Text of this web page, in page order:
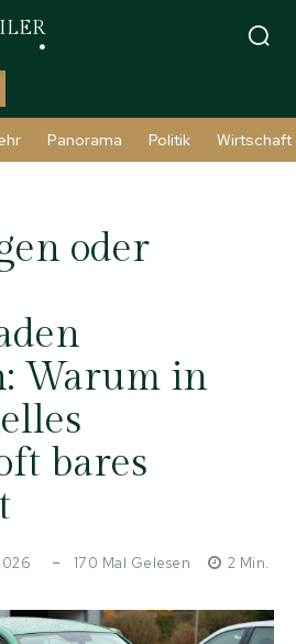
Panorama Politik Wirtschaft
oder
Warum in
bares
170 Mal Gelesen 2 Min.